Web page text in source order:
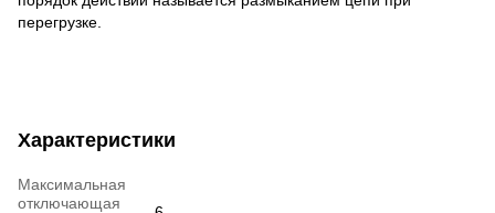
перегрузке.
Характеристики
Максимальная
отключающая